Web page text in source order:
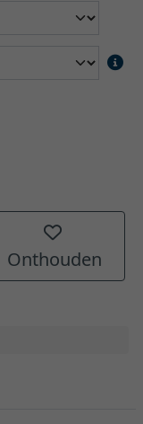
Onthouden